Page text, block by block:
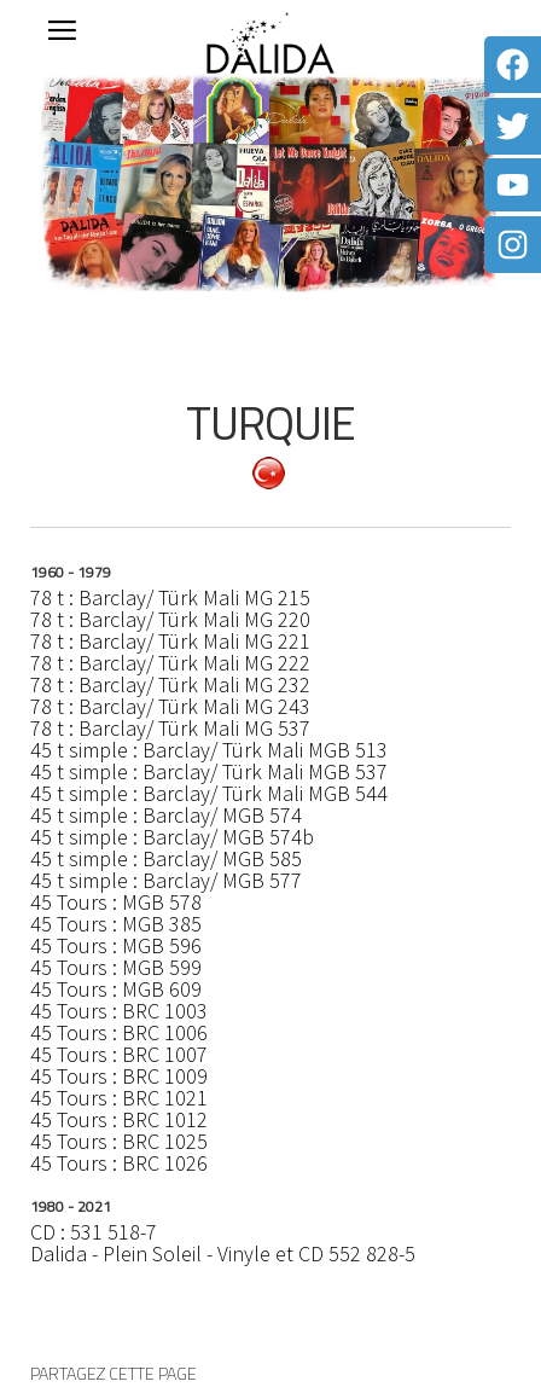
TURQUIE
1960 - 1979
78 t : Barclay/ Türk Mali MG 215
78 t : Barclay/ Türk Mali MG 220
78 t : Barclay/ Türk Mali MG 221
78 t : Barclay/ Türk Mali MG 222
78 t : Barclay/ Türk Mali MG 232
78 t : Barclay/ Türk Mali MG 243
78 t : Barclay/ Türk Mali MG 537
45 t simple : Barclay/ Türk Mali MGB 513
45 t simple : Barclay/ Türk Mali MGB 537
45 t simple : Barclay/ Türk Mali MGB 544
45 t simple : Barclay/ MGB 574
45 t simple : Barclay/ MGB 574b
45 t simple : Barclay/ MGB 585
45 t simple : Barclay/ MGB 577
45 Tours : MGB 578
45 Tours : MGB 385
45 Tours : MGB 596
45 Tours : MGB 599
45 Tours : MGB 609
45 Tours : BRC 1003
45 Tours : BRC 1006
45 Tours : BRC 1007
45 Tours : BRC 1009
45 Tours : BRC 1021
45 Tours : BRC 1012
45 Tours : BRC 1025
45 Tours : BRC 1026
1980 - 2021
CD : 531 518-7
Dalida - Plein Soleil - Vinyle et CD 552 828-5
PARTAGEZ CETTE PAGE